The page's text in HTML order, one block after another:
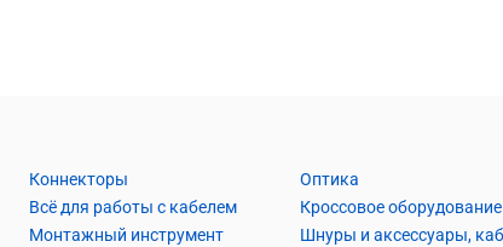
Коннекторы
Всё для работы с кабелем
Монтажный инструмент
Оптика
Кроссовое оборудование